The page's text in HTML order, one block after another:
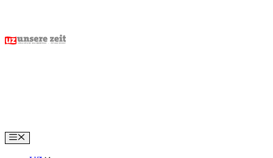
content
Menu